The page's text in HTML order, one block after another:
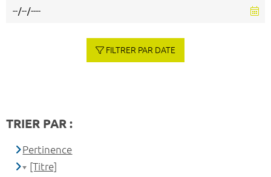
FILTRER PAR DATE
TRIER PAR :
Pertinence
[Titre]